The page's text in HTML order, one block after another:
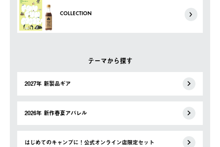
COLLECTION
テーマから探す
2027年 新製品ギア
2026年 新作春夏アパレル
はじめてのキャンプに！公式オンライン店限定セット